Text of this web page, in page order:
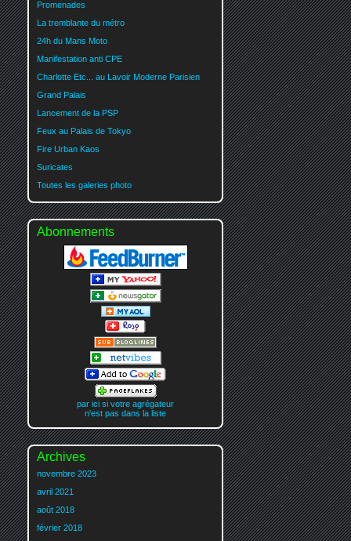
Promenades
La tremblante du métro
24h du Mans Moto
Manifestation anti CPE
Charlotte Etc... au Lavoir Moderne Parisien
Grand Palais
Lancement de la PSP
Feux au Palais de Tokyo
Fire Urban Kaos
Suricates
Toutes les galeries photo
Abonnements
par ici si votre agrégateur
n'est pas dans la liste
Archives
novembre 2023
avril 2021
août 2018
février 2018